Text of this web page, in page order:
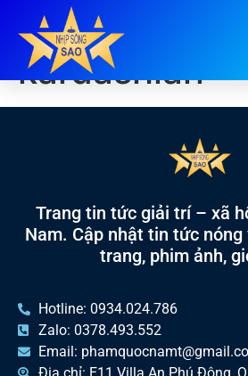
Tag:chị em
kardashian
Trang tin tức giải trí – xã
Nam. Cập nhật tin tức
trang, phim ảnh,
Hotline: 0934.024.786
Zalo: 0378.493.552
Email: